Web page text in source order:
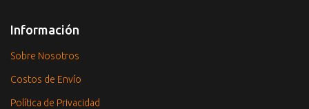
Información
Sobre Nosotros
Costos de Envío
Política de Privacidad